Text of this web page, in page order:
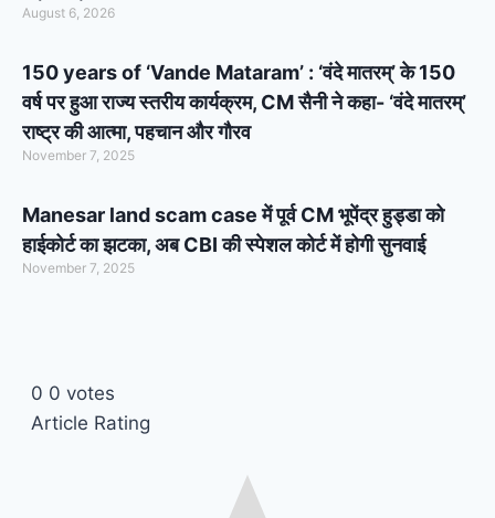
August 6, 2026
150 years of ‘Vande Mataram’ : ‘वंदे मातरम्’ के 150
वर्ष पर हुआ राज्य स्तरीय कार्यक्रम, CM सैनी ने कहा- ‘वंदे मातरम्’
राष्ट्र की आत्मा, पहचान और गौरव
November 7, 2025
Manesar land scam case में पूर्व CM भूपेंद्र हुड्डा को
हाईकोर्ट का झटका, अब CBI की स्पेशल कोर्ट में होगी सुनवाई
November 7, 2025
0 0 votes
Article Rating